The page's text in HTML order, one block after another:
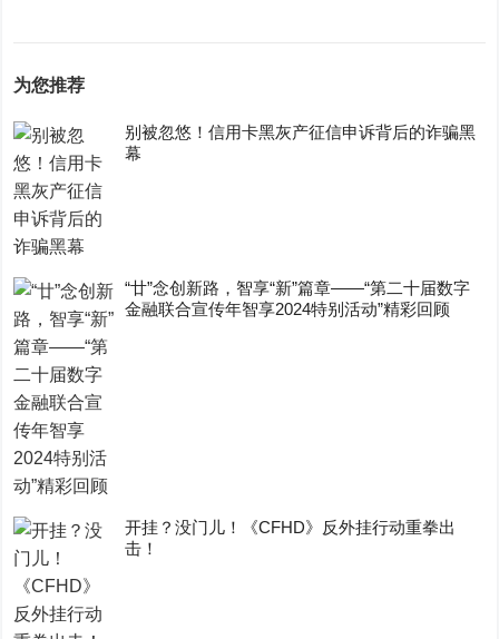
为您推荐
别被忽悠！信用卡黑灰产征信申诉背后的诈骗黑
幕
“廿”念创新路，智享“新”篇章——“第二十届数字
金融联合宣传年智享2024特别活动”精彩回顾
开挂？没门儿！《CFHD》反外挂行动重拳出
击！